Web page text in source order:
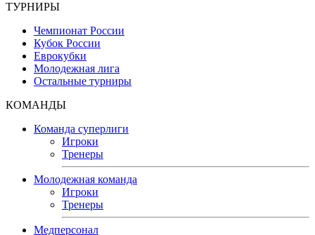
ТУРНИРЫ
Чемпионат России
Кубок России
Еврокубки
Молодежная лига
Остальные турниры
КОМАНДЫ
Команда суперлиги
Игроки
Тренеры
Молодежная команда
Игроки
Тренеры
Медперсонал